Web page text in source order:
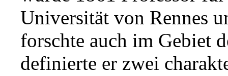
Universität von Rennes
forschte auch im Gebiet
definierte er zwei